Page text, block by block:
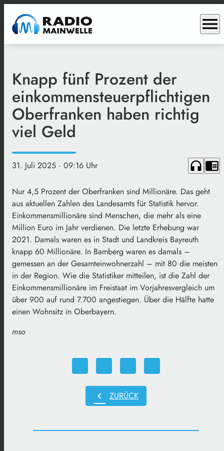
menu
Knapp fünf Prozent der
einkommensteuerpflichtigen
Oberfranken haben richtig
viel Geld
31. Juli 2025 · 09:16 Uhr headphones chrome_reader_mode
Nur 4,5 Prozent der Oberfranken sind Millionäre. Das geht
aus aktuellen Zahlen des Landesamts für Statistik hervor.
Einkommensmillionäre sind Menschen, die mehr als eine
Million Euro im Jahr verdienen. Die letzte Erhebung war
2021. Damals waren es in Stadt und Landkreis Bayreuth
knapp 60 Millionäre. In Bamberg waren es damals –
gemessen an der Gesamteinwohnerzahl – mit 80 die meisten
in der Region. Wie die Statistiker mitteilen, ist die Zahl der
Einkommensmillionäre im Freistaat im Vorjahresvergleich um
über 900 auf rund 7.700 angestiegen. Über die Hälfte hatte
einen Wohnsitz in Oberbayern.
mso
chevron_left ZURÜCK